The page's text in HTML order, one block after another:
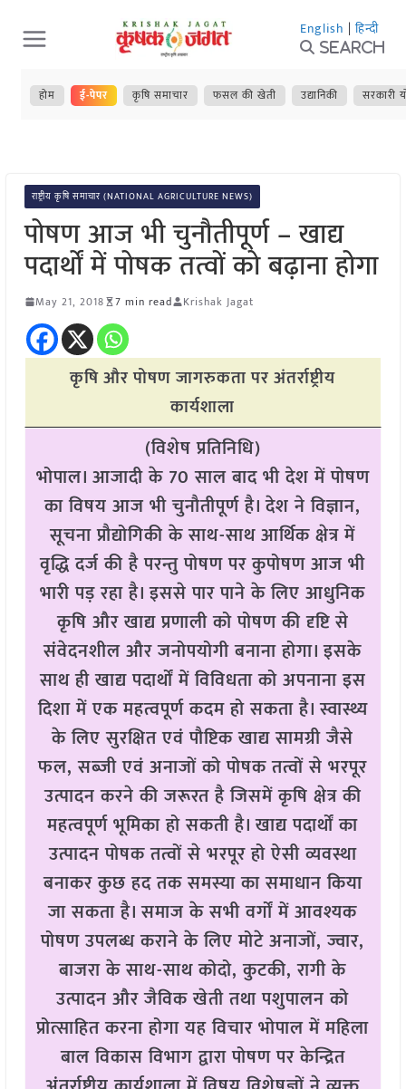
Skip
to
content
English | हिन्दी
Search
होम ई-पेपर कृषि समाचार फसल की खेती उद्यानिकी सरकारी
राष्ट्रीय कृषि समाचार (NATIONAL AGRICULTURE NEWS)
पोषण आज भी चुनौतीपूर्ण – खाद्य
पदार्थों में पोषक तत्वों को बढ़ाना होगा
May 21, 2018 7 min read Krishak Jagat
कृषि और पोषण जागरुकता पर अंतर्राष्ट्रीय
कार्यशाला
(विशेष प्रतिनिधि)
भोपाल। आजादी के 70 साल बाद भी देश में पोषण
का विषय आज भी चुनौतीपूर्ण है। देश ने विज्ञान,
सूचना प्रौद्योगिकी के साथ-साथ आर्थिक क्षेत्र में
वृद्धि दर्ज की है परन्तु पोषण पर कुपोषण आज भी
भारी पड़ रहा है। इससे पार पाने के लिए आधुनिक
कृषि और खाद्य प्रणाली को पोषण की दृष्टि से
संवेदनशील और जनोपयोगी बनाना होगा। इसके
साथ ही खाद्य पदार्थों में विविधता को अपनाना इस
दिशा में एक महत्वपूर्ण कदम हो सकता है। स्वास्थ्य
के लिए सुरक्षित एवं पौष्टिक खाद्य सामग्री जैसे
फल, सब्जी एवं अनाजों को पोषक तत्वों से भरपूर
उत्पादन करने की जरूरत है जिसमें कृषि क्षेत्र की
महत्वपूर्ण भूमिका हो सकती है। खाद्य पदार्थों का
उत्पादन पोषक तत्वों से भरपूर हो ऐसी व्यवस्था
बनाकर कुछ हद तक समस्या का समाधान किया
जा सकता है। समाज के सभी वर्गों में आवश्यक
पोषण उपलब्ध कराने के लिए मोटे अनाजों, ज्वार,
बाजरा के साथ-साथ कोदो, कुटकी, रागी के
उत्पादन और जैविक खेती तथा पशुपालन को
प्रोत्साहित करना होगा यह विचार भोपाल में महिला
बाल विकास विभाग द्वारा पोषण पर केन्द्रित